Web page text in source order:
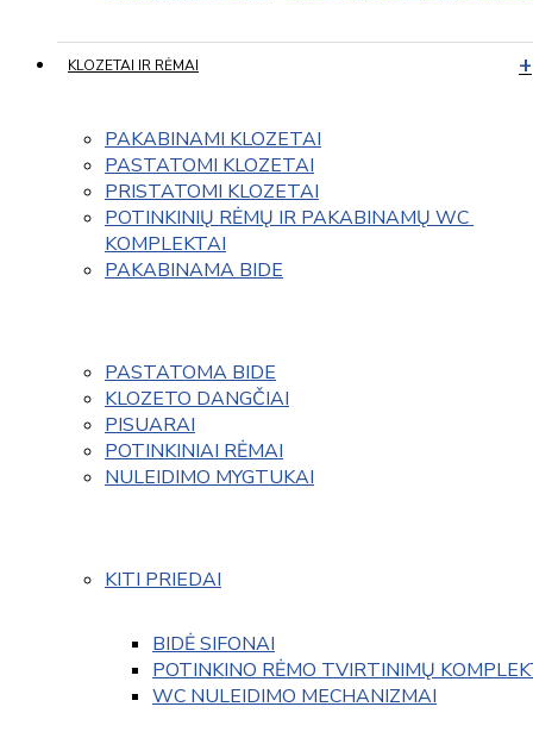
KLOZETAI IR RĖMAI
PAKABINAMI KLOZETAI
PASTATOMI KLOZETAI
PRISTATOMI KLOZETAI
POTINKINIŲ RĖMŲ IR PAKABINAMŲ WC
KOMPLEKTAI
PAKABINAMA BIDE
PASTATOMA BIDE
KLOZETO DANGČIAI
PISUARAI
POTINKINIAI RĖMAI
NULEIDIMO MYGTUKAI
KITI PRIEDAI
BIDĖ SIFONAI
POTINKINO RĖMO TVIRTINIMŲ
WC NULEIDIMO MECHANIZMAI